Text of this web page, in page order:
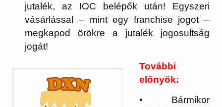
jutalék, az IOC belépők után! Egyszeri
vásárlással – mint egy franchise jogot –
megkapod örökre a jutalék jogosultság
jogát!
További
előnyök:
• Bármikor